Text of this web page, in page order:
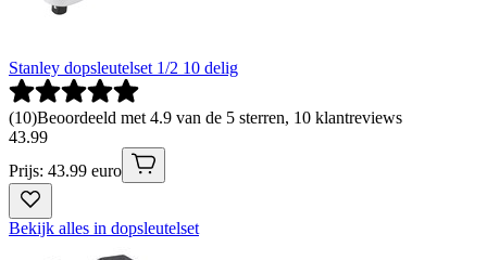
Stanley dopsleutelset 1/2 10 delig
(10)Beoordeeld met 4.9 van de 5 sterren, 10 klantreviews
43.99
Prijs: 43.99 euro
Bekijk alles in dopsleutelset